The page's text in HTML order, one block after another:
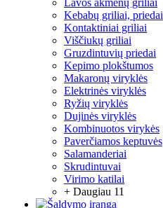
Lavos akmenų griliai
Kebabų griliai, priedai
Kontaktiniai griliai
Viščiukų griliai
Gruzdintuvių priedai
Kepimo plokštumos
Makaronų viryklės
Elektrinės viryklės
Ryžių viryklės
Dujinės viryklės
Kombinuotos virykės
Paverčiamos keptuvės
Salamanderiai
Skrudintuvai
Virimo katilai
+ Daugiau 11